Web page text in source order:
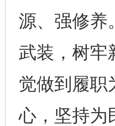
源、强修养
武装，树牢
觉做到履职
心，坚持为